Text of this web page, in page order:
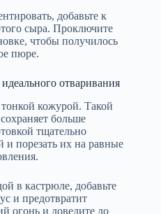
добавьте к
сыра. Проключите
чтобы получилось
пюре.
отваривания
кожурой. Такой
больше
тщательно
и порезать их на равные
в кастрюле, добавьте
и предотвратит
огонь и доведите до